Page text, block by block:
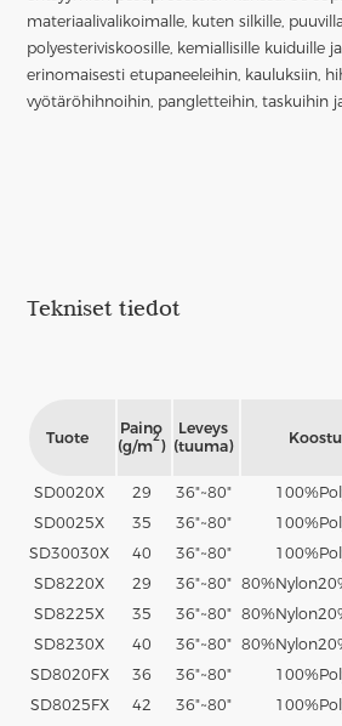
materiaalivalikoimalle, kuten silkille,
polyesteriviskoosille, kemiallisille kuiduille
erinomaisesti etupaneeleihin, kauluksiin,
vyötäröhihnoihin, pangletteihin, taskuihin
Tekniset tiedot
Tuote
Paino
(g/m
2
)
Leveys
(tuuma)
SD0020X 29 36"~80" 100%
SD0025X
35 36"~80" 100%
SD30030X
40 36"~80" 100%
SD8220X
29 36"~80" 80%Nylon
SD8225X
35 36"~80" 80%Nylon
SD8230X
40 36"~80" 80%Nylon
SD8020FX
36 36"~80" 100%
SD8025FX
42 36"~80" 100%